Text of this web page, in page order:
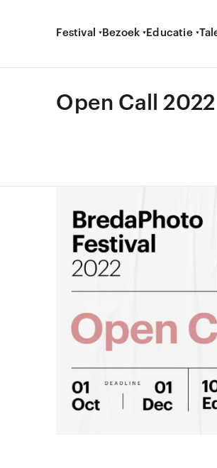
Festival Bezoek Educatie
Open Call 2022